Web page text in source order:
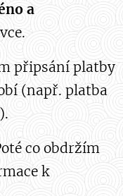
a
připsání platby
(např. platba
co obdržím
k